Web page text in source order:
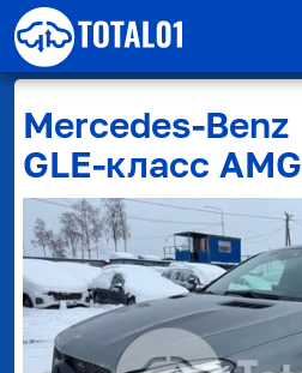
Mercedes-Benz
GLE-класс AMG